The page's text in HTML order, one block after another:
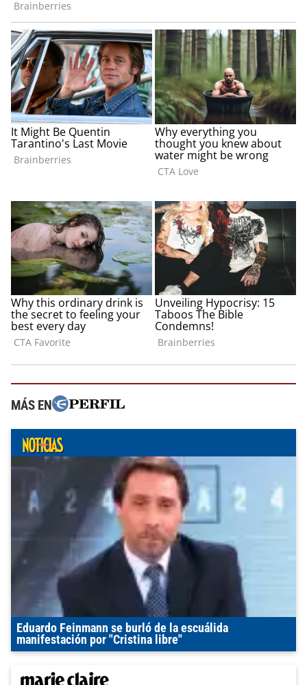
MÁS EN
Eduardo Feinmann se burló de la escuálida
manifestación por "Cristina libre"